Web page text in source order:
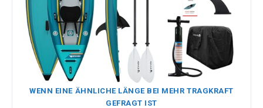
WENN EINE ÄHNLICHE LÄNGE BEI MEHR TRAGKRAFT
GEFRAGT IST